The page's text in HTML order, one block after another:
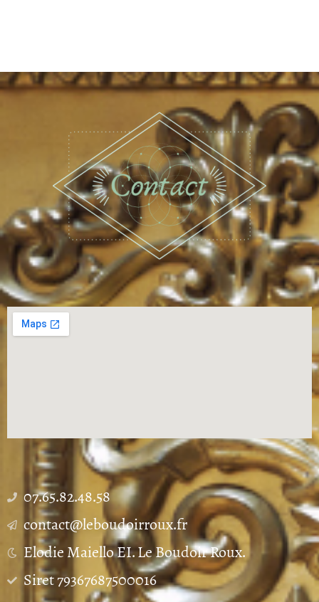
07.65.82.48.58
contact@leboudoirroux.fr
Elodie Maiello EI. Le Boudoir Roux.
Siret 79367687500016